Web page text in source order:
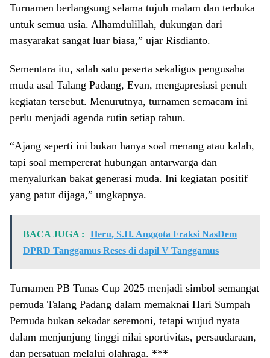
Turnamen berlangsung selama tujuh malam dan terbuka
untuk semua usia. Alhamdulillah, dukungan dari
masyarakat sangat luar biasa,” ujar Risdianto.
Sementara itu, salah satu peserta sekaligus pengusaha
muda asal Talang Padang, Evan, mengapresiasi penuh
kegiatan tersebut. Menurutnya, turnamen semacam ini
perlu menjadi agenda rutin setiap tahun.
“Ajang seperti ini bukan hanya soal menang atau kalah,
tapi soal mempererat hubungan antarwarga dan
menyalurkan bakat generasi muda. Ini kegiatan positif
yang patut dijaga,” ungkapnya.
BACA JUGA :
Heru, S.H. Anggota Fraksi NasDem
DPRD Tanggamus Reses di dapil V Tanggamus
Turnamen PB Tunas Cup 2025 menjadi simbol semangat
pemuda Talang Padang dalam memaknai Hari Sumpah
Pemuda bukan sekadar seremoni, tetapi wujud nyata
dalam menjunjung tinggi nilai sportivitas, persaudaraan,
dan persatuan melalui olahraga. ***